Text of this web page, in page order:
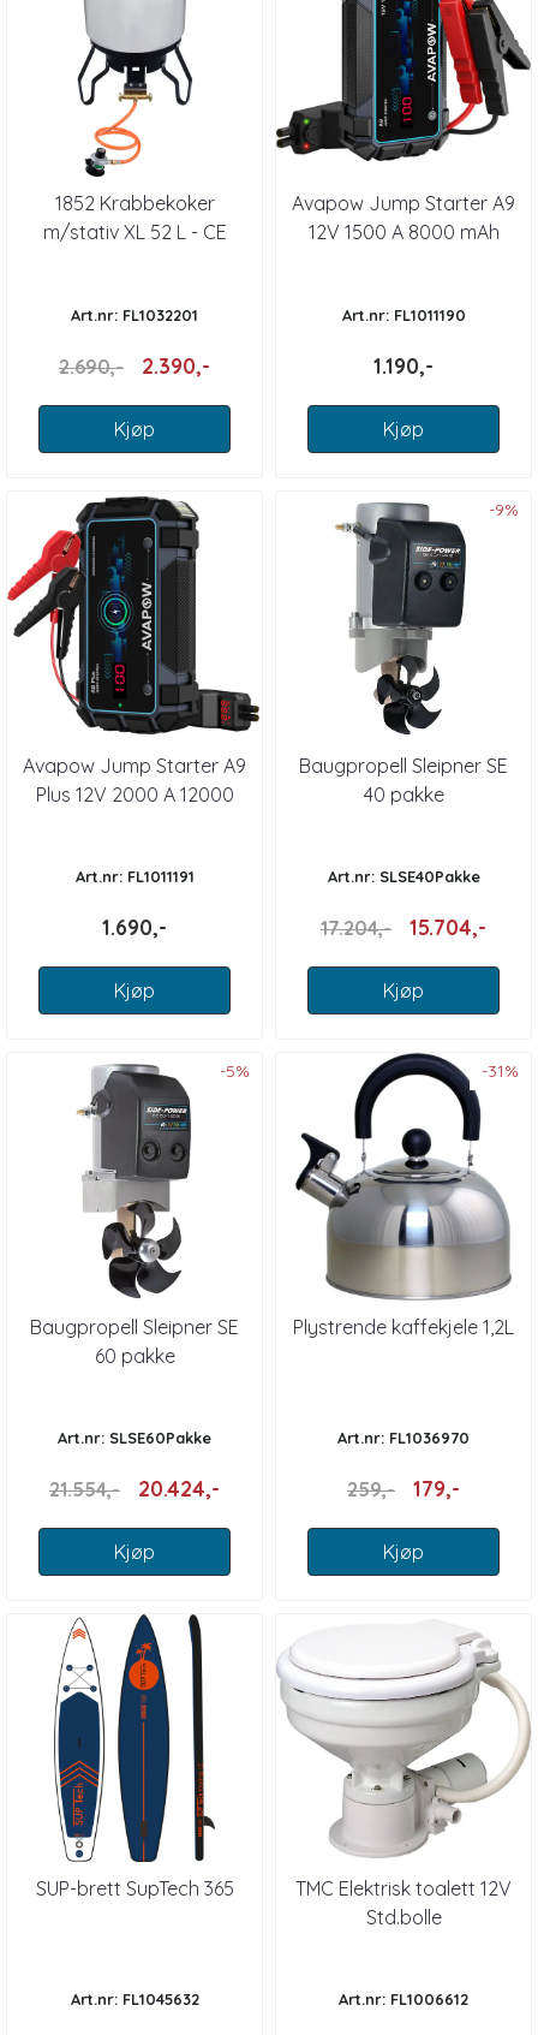
1852 Krabbekoker
m/stativ XL 52 L - CE
Art.nr: FL1032201
2.690,- 2.390,-
Kjøp
Avapow Jump Starter A9
12V 1500 A 8000 mAh
Art.nr: FL1011190
1.190,-
Kjøp
Avapow Jump Starter A9
Plus 12V 2000 A 12000
Art.nr: FL1011191
1.690,-
Kjøp
-9%
Baugpropell Sleipner SE
40 pakke
Art.nr: SLSE40Pakke
17.204,- 15.704,-
Kjøp
-5%
Baugpropell Sleipner SE
60 pakke
Art.nr: SLSE60Pakke
21.554,- 20.424,-
Kjøp
-31%
Plystrende kaffekjele 1,2L
Art.nr: FL1036970
259,- 179,-
Kjøp
SUP-brett SupTech 365
Art.nr: FL1045632
TMC Elektrisk toalett 12V
Std.bolle
Art.nr: FL1006612